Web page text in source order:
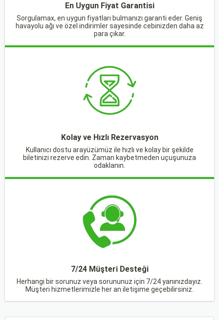
En Uygun Fiyat Garantisi
Sorgulamax, en uygun fiyatları bulmanızı garanti eder. Geniş
havayolu ağı ve özel indirimler sayesinde cebinizden daha az
para çıkar.
Kolay ve Hızlı Rezervasyon
Kullanıcı dostu arayüzümüz ile hızlı ve kolay bir şekilde
biletinizi rezerve edin. Zaman kaybetmeden uçuşunuza
odaklanın.
7/24 Müşteri Desteği
Herhangi bir sorunuz veya sorununuz için 7/24 yanınızdayız.
Müşteri hizmetlerimizle her an iletişime geçebilirsiniz.